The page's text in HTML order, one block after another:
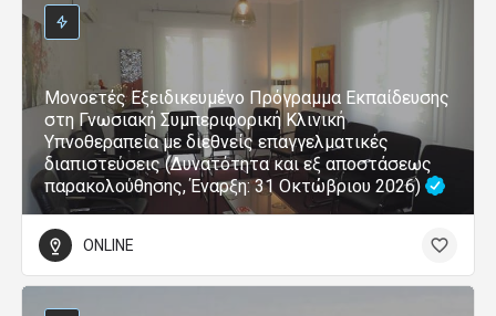
Μονοετές Εξειδικευμένο Πρόγραμμα Εκπαίδευσης
στη Γνωσιακή Συμπεριφορική Κλινική
Υπνοθεραπεία με διεθνείς επαγγελματικές
διαπιστεύσεις (Δυνατότητα και εξ αποστάσεως
παρακολούθησης, Έναρξη: 31 Οκτώβριου 2026)
ONLINE